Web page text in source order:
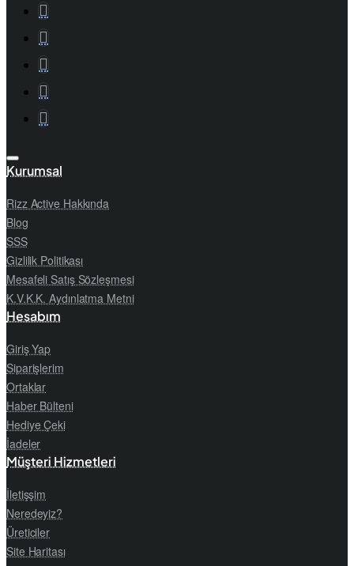
Kurumsal
Rizz Active Hakkında
Blog
SSS
Gizlilik Politikası
Mesafeli Satış Sözleşmesi
K.V.K.K. Aydınlatma Metni
Hesabım
Giriş Yap
Siparişlerim
Ortaklar
Haber Bülteni
Hediye Çeki
İadeler
Müşteri Hizmetleri
İletişşim
Neredeyiz?
Üreticiler
Site Haritası